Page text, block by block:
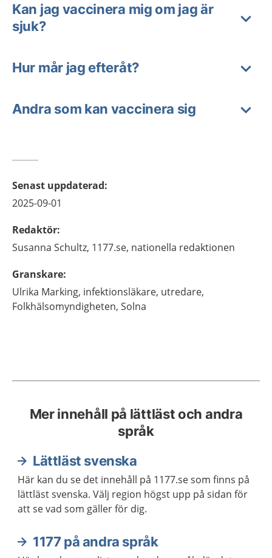
Kan jag vaccinera mig om jag är
sjuk?
Hur mår jag efteråt?
Andra som kan vaccinera sig
Senast uppdaterad:
2025-09-01
Redaktör:
Susanna Schultz, 1177.se, nationella redaktionen
Granskare:
Ulrika Marking, infektionsläkare, utredare,
Folkhälsomyndigheten, Solna
Mer innehåll på lättläst och andra
språk
Lättläst svenska
Här kan du se det innehåll på 1177.se som finns på
lättläst svenska. Välj region högst upp på sidan för
att se vad som gäller för dig.
1177 på andra språk